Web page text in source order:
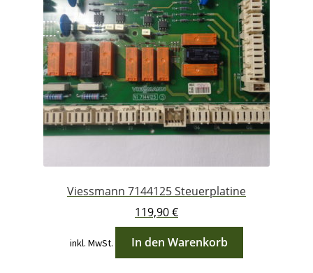
Viessmann 7144125 Steuerplatine
119,90€
inkl. MwSt. In den Warenkorb